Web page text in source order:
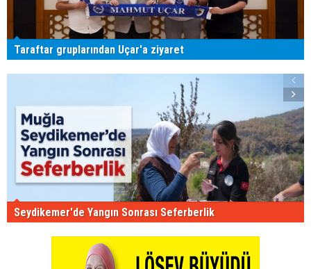
Taraftar gruplarından Uçar'a ziyaret
Seydikemer'de Yangın Sonrası Seferberlik